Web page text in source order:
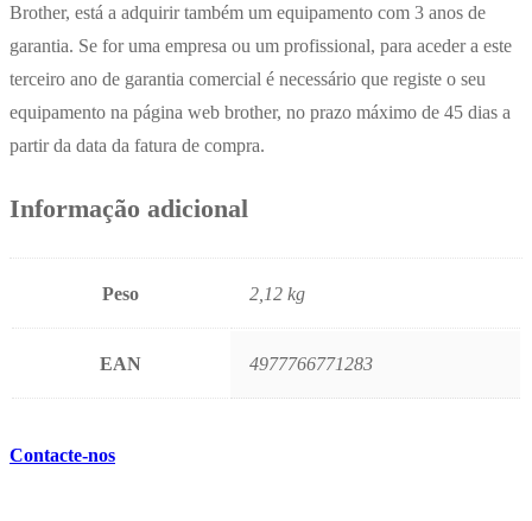
Brother, está a adquirir também um equipamento com 3 anos de
garantia. Se for uma empresa ou um profissional, para aceder a este
terceiro ano de garantia comercial é necessário que registe o seu
equipamento na página web brother, no prazo máximo de 45 dias a
partir da data da fatura de compra.
Informação adicional
Peso 2,12 kg
EAN 4977766771283
Contacte-nos